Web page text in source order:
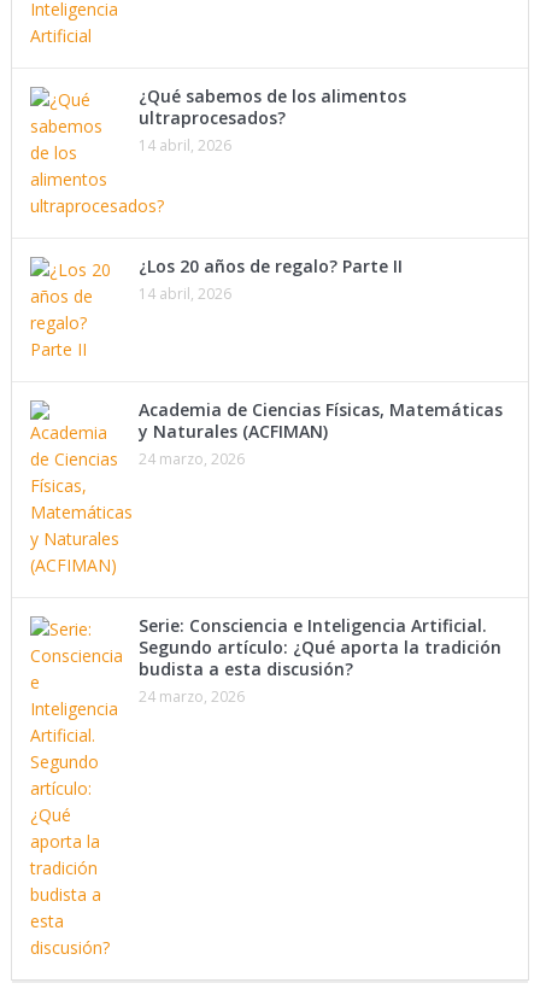
¿Qué sabemos de los alimentos
ultraprocesados?
14 abril, 2026
¿Los 20 años de regalo? Parte II
14 abril, 2026
Academia de Ciencias Físicas, Matemáticas
y Naturales (ACFIMAN)
24 marzo, 2026
Serie: Consciencia e Inteligencia Artificial.
Segundo artículo: ¿Qué aporta la tradición
budista a esta discusión?
24 marzo, 2026